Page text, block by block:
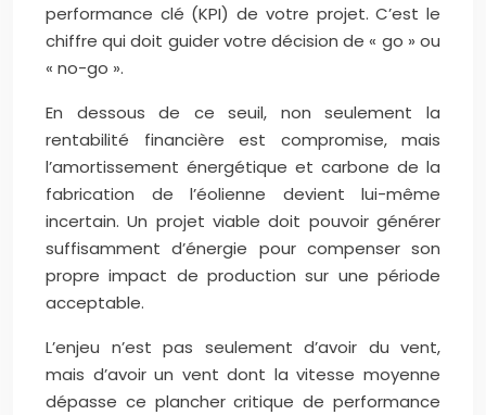
performance clé (KPI) de votre projet. C’est le
chiffre qui doit guider votre décision de « go » ou
« no-go ».
En dessous de ce seuil, non seulement la
rentabilité financière est compromise, mais
l’amortissement énergétique et carbone de la
fabrication de l’éolienne devient lui-même
incertain. Un projet viable doit pouvoir générer
suffisamment d’énergie pour compenser son
propre impact de production sur une période
acceptable.
L’enjeu n’est pas seulement d’avoir du vent,
mais d’avoir un vent dont la vitesse moyenne
dépasse ce plancher critique de performance